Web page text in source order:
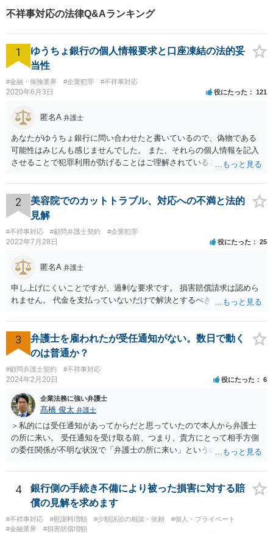
ありません）】【堺東徒歩７
分】【分割払い・法テラス利
用もご相談下さい】
不祥事対応の法律Q&Aランキング
1
ゆうちょ銀行の個人情報要求と口座凍結の法的妥
当性
#金融・保険業界 #企業犯罪 #不祥事対応
2020年6月3日 役にたった 121
匿名A 弁護士
あなたがゆうちょ銀行に問い合わせたと書いているので、偽物である
可能性はみじんも感じませんでした。 また、それらの個人情報を記入
させることで犯罪利用が防げることはご理解されているとおりです。
士に同意を求めているだけです。 最初の回答では分かりづらかったの
かもしれませんが、質問にわかりやすく答えると「法的に許される」
が答えになります。 補足でアドバイスしておきますと、今私に反論し
てきたその内容をゆうちょ銀行にぶつければいいとおもいます。 もっ
とも、ぶつけられたゆうちょ銀行があなたと契約するかは法律上ゆう
ちょ銀行の自由です。
2
美容院でのカットトラブル、対応への不満と法的
見解
#不祥事対応 #顧問弁護士契約 #企業犯罪
2022年7月28日 役にたった 25
匿名A 弁護士
申し上げにくいことですが、過剰な要求です。 損害賠償請求は認めら
れません。 代金を支払っていないだけで解決とするべきでしょう。
3
弁護士を雇われたが受任通知がない。数日で動く
のは普通か？
#顧問弁護士契約 #不祥事対応
2024年2月20日 役にたった 6
企業法務に強い弁護士
髙橋 俊太 弁護士
＞私的には受任通知があってからだと思っていたので本人から弁護士
の所に来い。 受任通知を受け取る前、つまり、貴方にとって相手方側
の委任関係が不明な状況で「弁護士の所に来い」というのは、さすが
絡がきますよね？ 通常はそのような初動となります。
4
銀行側の手続き不備により被った損害に対する賠
償の見解を求めます
#不祥事対応 #慰謝料増額 #少額訴訟の相談・依頼
#個人・プライベート
#金融業界
#損害賠償増額